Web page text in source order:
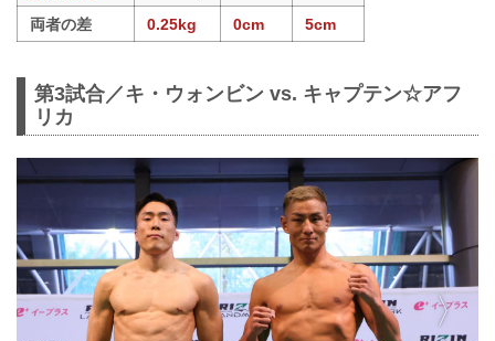
両者の差
0.25kg 0cm 5cm
第3試合／キ・ウォンビン vs. キャプテン☆アフ
リカ